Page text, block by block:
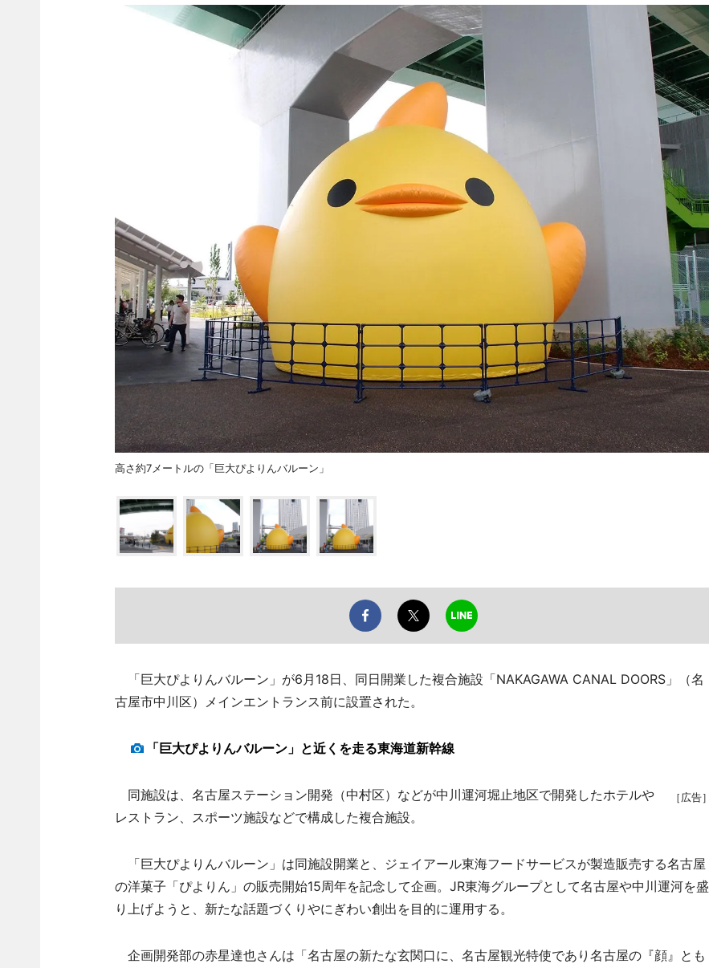
高さ約7メートルの「巨大ぴよりんバルーン」
「巨大ぴよりんバルーン」が6月18日、同日開業した複合施設「NAKAGAWA CANAL DOORS」（名
古屋市中川区）メインエントランス前に設置された。
「巨大ぴよりんバルーン」と近くを走る東海道新幹線
［広告］
同施設は、名古屋ステーション開発（中村区）などが中川運河堀止地区で開発したホテルや
レストラン、スポーツ施設などで構成した複合施設。
「巨大ぴよりんバルーン」は同施設開業と、ジェイアール東海フードサービスが製造販売する名古屋
の洋菓子「ぴよりん」の販売開始15周年を記念して企画。JR東海グループとして名古屋や中川運河を盛
り上げようと、新たな話題づくりやにぎわい創出を目的に運用する。
企画開発部の赤星達也さんは「名古屋の新たな玄関口に、名古屋観光特使であり名古屋の『顔』とも